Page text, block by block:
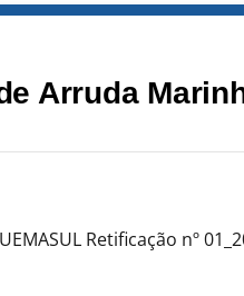
Arruda
Retificação nº